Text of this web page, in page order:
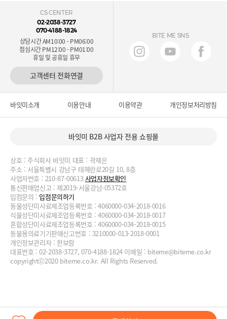
CS CENTER
02-2038-3727
070-4188-1824
상담시간 AM10:00 - PM06:00
점심시간 PM12:00 - PM01:00
휴일 및 공휴일 휴무
고객센터 전화연결
BITE ME SNS
바잇미소개 이용안내 이용약관 개인정보처리방침
바잇미 B2B 사업자 전용 쇼핑몰
상호 : 주식회사 바잇미 대표 : 곽재은
주소 : 서울특별시 강남구 테헤란로20길 10, 8층
사업자번호 : 210-87-00613사업자정보확인
통신판매업신고 : 제2019-서울강남-05372호
입점문의 : 입점문의하기
동물성단미사료제조업등록번호 : 4060000-034-2018-0016
식물성단미사료제조업등록번호 : 4060000-034-2018-0017
혼합성단미사료제조업등록번호 : 4060000-034-2018-0015
동물용의료기기판매신고번호 : 3210000-013-2018-0001
개인정보관리자 : 한보람
대표번호 : 02-2038-3727, 070-4188-1824 이메일 : biteme@biteme.co.kr
copyrightⓒ2020 biteme.co.kr. All Rights Reserved.